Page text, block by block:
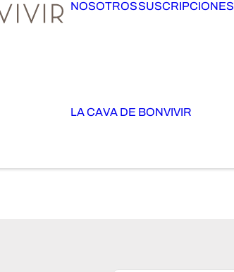
NOSOTROSSUSCRIPCIONES
LA CAVA DE BONVIVIR